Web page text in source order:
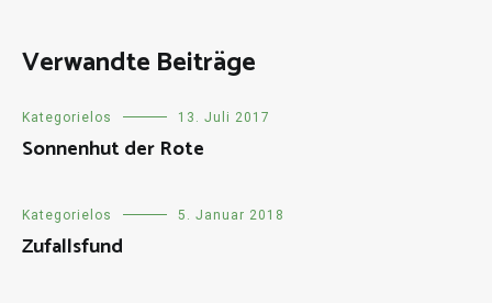
Verwandte Beiträge
Kategorielos 13. Juli 2017
Sonnenhut der Rote
Kategorielos 5. Januar 2018
Zufallsfund